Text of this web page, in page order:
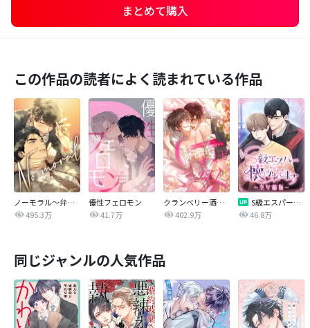
まとめて購入
この作品の読者によく読まれている作品
ノーモラル～弁護士の掟～
495.3万
優性フェロモン
41.7万
クランベリー酒の芳りに惑わされる御曹司はオメガに突く
402.9万
S級エスパーに懐かれてます【全年齢版】
46.8万
同じジャンルの人気作品